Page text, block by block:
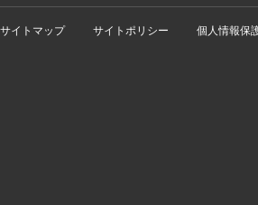
サイトマップ サイトポリシー 個人情報保